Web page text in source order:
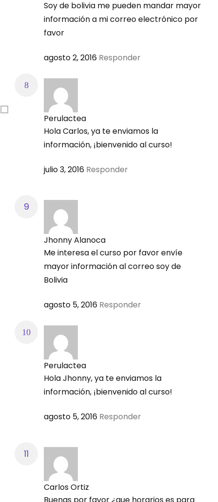
etapa de finalización
MÓDULO 7: Balanceo de dietas para cerdos
Miércoles 21 septiembre
Contenido:
Balanceo de dietas para cerdas
reproductoras: etapa de gestación
Balanceo de dietas para cerdas
reproductoras: etapa de lactación
MÓDULO 8: Repaso general del curso
Día y Fecha:
Miércoles 28 septiembre
dietas para cerdos: ejercicios por los
Soy de bolivia me pueden mandar mayor
información a mi correo electrónico por
favor
agosto 2, 2016 Responder
Perulactea
Hola Carlos, ya te enviamos la
información, ¡bienvenido al curso!
julio 3, 2016 Responder
Jhonny Alanoca
Me interesa el curso por favor envíe
mayor información al correo soy de
Bolivia
agosto 5, 2016 Responder
Perulactea
Hola Jhonny, ya te enviamos la
información, ¡bienvenido al curso!
agosto 5, 2016 Responder
Carlos Ortiz
Buenas por favor ¿que horarios es para